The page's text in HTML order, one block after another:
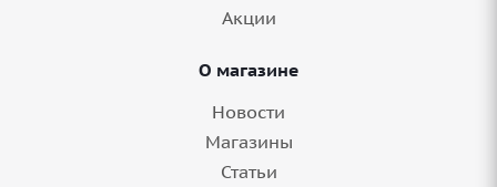
Акции
О магазине
Новости
Магазины
Статьи